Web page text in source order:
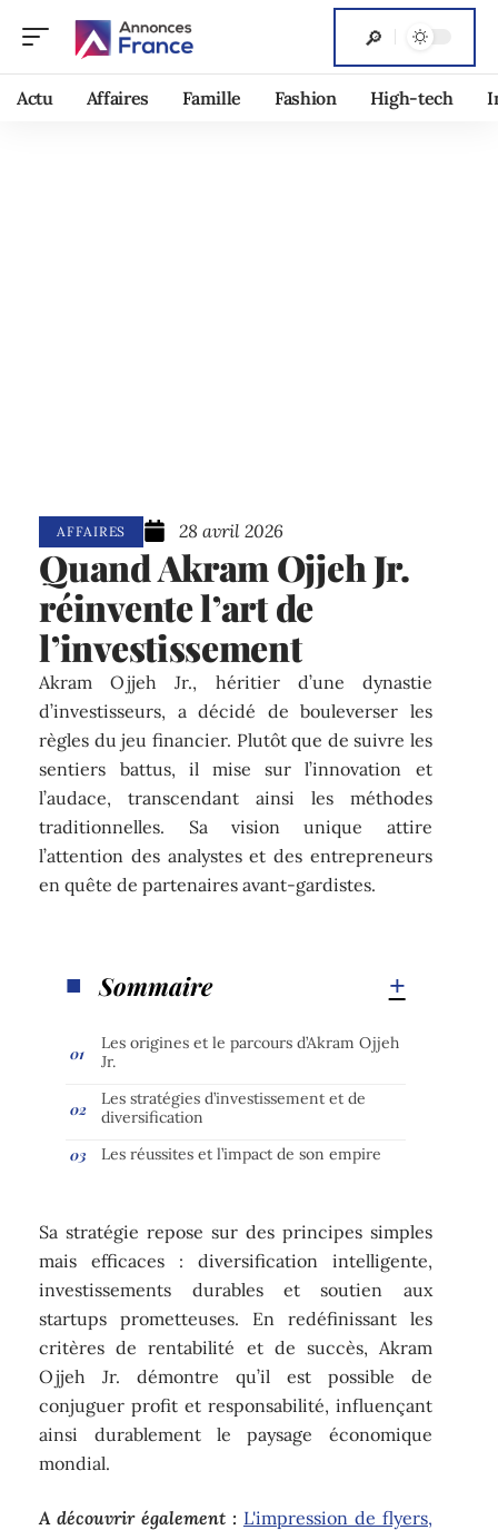
Actu Affaires Famille Fashion High-tech
AFFAIRES 28 avril 2026
Quand Akram Ojjeh Jr.
réinvente l’art de
l’investissement
Akram Ojjeh Jr., héritier d’une dynastie
d’investisseurs, a décidé de bouleverser les
règles du jeu financier. Plutôt que de suivre les
sentiers battus, il mise sur l’innovation et
l’audace, transcendant ainsi les méthodes
traditionnelles. Sa vision unique attire
l’attention des analystes et des entrepreneurs
en quête de partenaires avant-gardistes.
Sommaire
Les origines et le parcours d’Akram Ojjeh
Jr.
Les stratégies d’investissement et de
diversification
Les réussites et l’impact de son empire
Sa stratégie repose sur des principes simples
mais efficaces : diversification intelligente,
investissements durables et soutien aux
startups prometteuses. En redéfinissant les
critères de rentabilité et de succès, Akram
Ojjeh Jr. démontre qu’il est possible de
conjuguer profit et responsabilité, influençant
ainsi durablement le paysage économique
mondial.
A découvrir également : L'impression de flyers,